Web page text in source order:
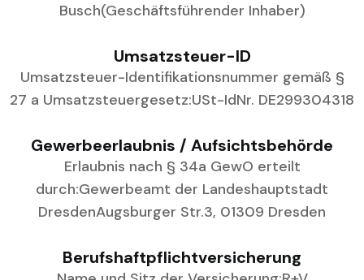
Busch(Geschäftsführender Inhaber)
Umsatzsteuer-ID
Umsatzsteuer-Identifikationsnummer gemäß §
27 a Umsatzsteuergesetz:USt-IdNr. DE299304318
Gewerbeerlaubnis / Aufsichtsbehörde
Erlaubnis nach § 34a GewO erteilt
durch:Gewerbeamt der Landeshauptstadt
DresdenAugsburger Str.3, 01309 Dresden
Berufshaftpflichtversicherung